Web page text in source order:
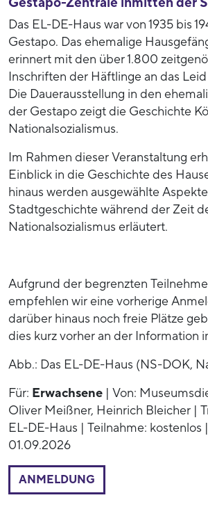
Das EL-DE-Haus war von 1935 bis
Gestapo. Das ehemalige
erinnert mit den über 1.800
Inschriften der Häftlinge an das
Die Dauerausstellung in den
der Gestapo zeigt die Geschichte
Nationalsozialismus.
Im Rahmen dieser Veranstaltung
Einblick in die Geschichte des
hinaus werden ausgewählte
Stadtgeschichte während der Zeit
Nationalsozialismus erläutert.
Aufgrund der begrenzten
empfehlen wir eine vorherige
darüber hinaus noch freie Plätze
dies kurz vorher an der Information
Abb.: Das EL-DE-Haus (NS-DOK,
Für: Erwachsene | Von:
Oliver Meißner, Heinrich Bleicher |
EL-DE-Haus | Teilnahme: kostenlos
01.09.2026
ANMELDUNG